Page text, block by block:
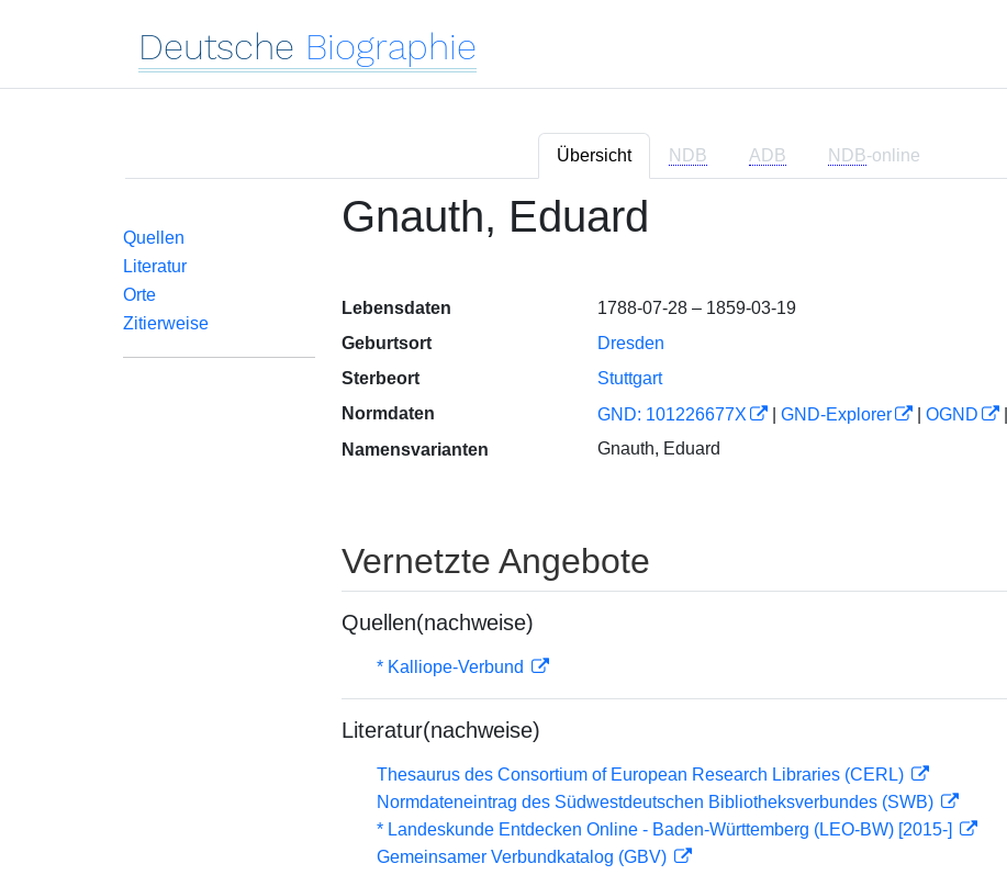
Deutsche Biographie
Übersicht NDB ADB NDB-online
Quellen
Literatur
Orte
Zitierweise
Gnauth, Eduard
Lebensdaten
1788-07-28 – 1859-03-19
Geburtsort
Dresden
Sterbeort
Stuttgart
Normdaten
GND: 101226677X GND-Explorer OGND
Namensvarianten
Gnauth, Eduard
Vernetzte Angebote
Quellen(nachweise)
* Kalliope-Verbund
Literatur(nachweise)
Thesaurus des Consortium of European Research Libraries (CERL)
Normdateneintrag des Südwestdeutschen Bibliotheksverbundes (SWB)
* Landeskunde Entdecken Online - Baden-Württemberg (LEO-BW) [2015-]
Gemeinsamer Verbundkatalog (GBV)